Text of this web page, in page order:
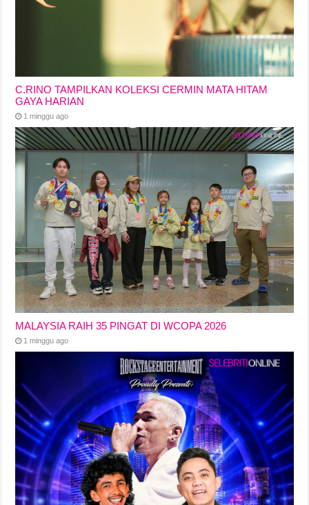
C.RINO TAMPILKAN KOLEKSI CERMIN MATA HITAM
GAYA HARIAN
1 minggu ago
MALAYSIA RAIH 35 PINGAT DI WCOPA 2026
1 minggu ago